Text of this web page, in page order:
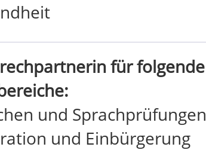
für folgende
und Sprachprüfungen
und Einbürgerung